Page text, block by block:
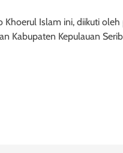
Islam ini, diikuti
Kabupaten Kepulauan